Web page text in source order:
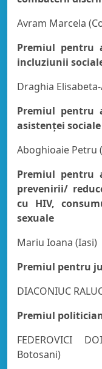
Avram Marcela
Premiul pentru
incluziunii
Draghia
Premiul pentru
asistenţei
Aboghioaie Petru
Premiul pentru
prevenirii/
cu HIV,
sexuale
Mariu Ioana (Iasi)
Premiul pentru
DIACONIUC
Premiul
FEDEROVICI
Botosani)